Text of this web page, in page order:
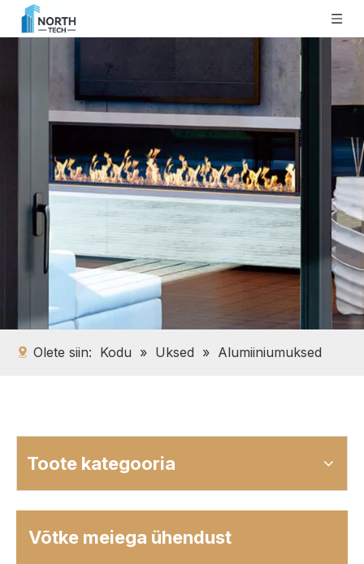
Olete siin: Kodu » Uksed » Alumiiniumuksed
Toote kategooria
Võtke meiega ühendust